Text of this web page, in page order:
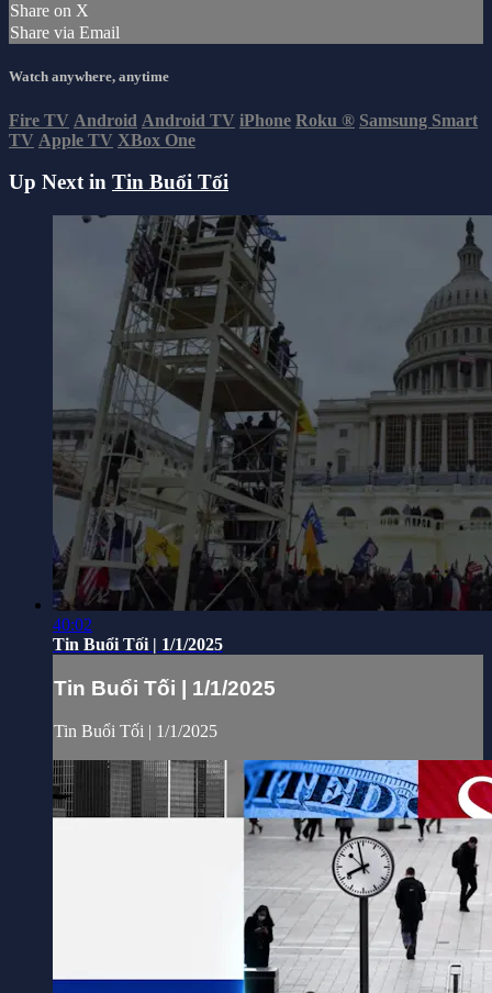
Share on X
Share via Email
Watch anywhere, anytime
Fire TV Android Android TV iPhone Roku ® Samsung Smart
TV Apple TV XBox One
Up Next in Tin Buổi Tối
40:02
Tin Buổi Tối | 1/1/2025
Tin Buổi Tối | 1/1/2025
Tin Buổi Tối | 1/1/2025